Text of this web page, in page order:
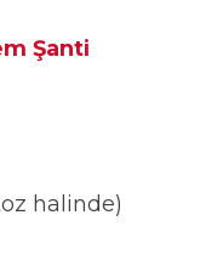
Şanti
halinde)